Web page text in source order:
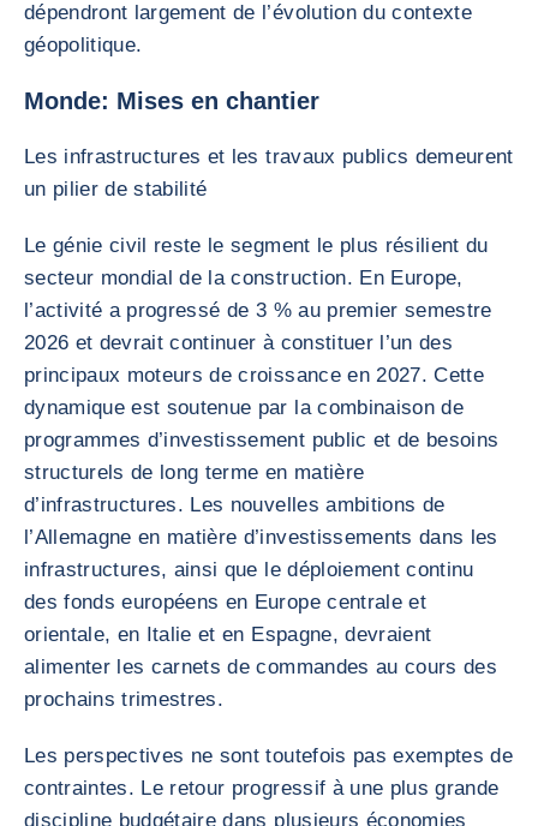
dépendront largement de l’évolution du contexte
géopolitique.
Monde: Mises en chantier
Les infrastructures et les travaux publics demeurent
un pilier de stabilité
Le génie civil reste le segment le plus résilient du
secteur mondial de la construction. En Europe,
l’activité a progressé de 3 % au premier semestre
2026 et devrait continuer à constituer l’un des
principaux moteurs de croissance en 2027. Cette
dynamique est soutenue par la combinaison de
programmes d’investissement public et de besoins
structurels de long terme en matière
d’infrastructures. Les nouvelles ambitions de
l’Allemagne en matière d’investissements dans les
infrastructures, ainsi que le déploiement continu
des fonds européens en Europe centrale et
orientale, en Italie et en Espagne, devraient
alimenter les carnets de commandes au cours des
prochains trimestres.
Les perspectives ne sont toutefois pas exemptes de
contraintes. Le retour progressif à une plus grande
discipline budgétaire dans plusieurs économies